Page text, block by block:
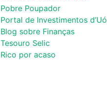
Pobre Poupador
Portal de Investimentos d’Uó
Blog sobre Finanças
Tesouro Selic
Rico por acaso